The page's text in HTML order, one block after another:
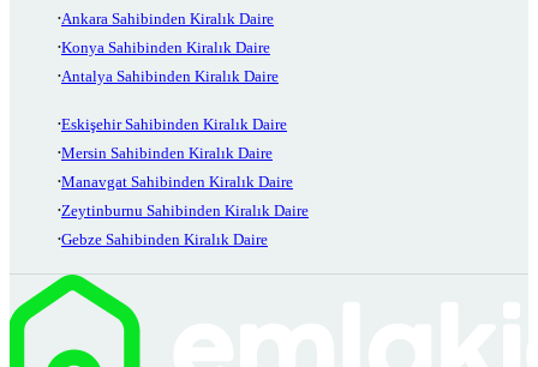
Ankara Sahibinden Kiralık Daire
Konya Sahibinden Kiralık Daire
Antalya Sahibinden Kiralık Daire
Eskişehir Sahibinden Kiralık Daire
Mersin Sahibinden Kiralık Daire
Manavgat Sahibinden Kiralık Daire
Zeytinburnu Sahibinden Kiralık Daire
Gebze Sahibinden Kiralık Daire